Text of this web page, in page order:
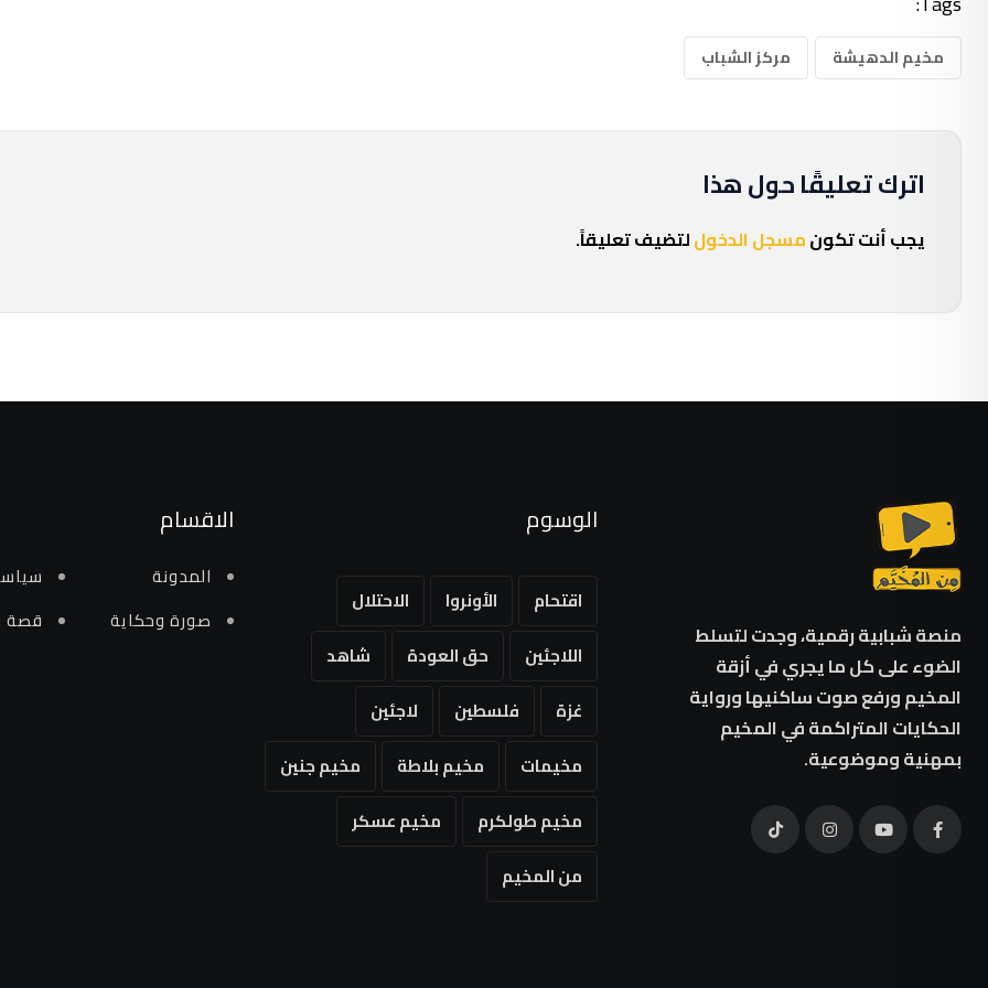
مخيم الدهيشة مركز الشباب
اترك تعليقًا حول هذا
يجب أنت تكونمسجل الدخوللتضيف تعليقاً.
منصة شبابية رقمية، وجدت لتسلط
الضوء على كل ما يجري في أزقة
المخيم ورفع صوت ساكنيها ورواية
الحكايات المتراكمة في المخيم
بمهنية وموضوعية.
الوسوم
اقتحام الأونروا
الاحتلال
اللاجئين
حق العودة
شاهد
غزة
فلسطين
لاجئين
مخيمات
مخيم بلاطة
مخيم جنين
مخيم طولكرم
مخيم عسكر
من المخيم
الاقسام
المدونة
صورة وحكاية
قصة